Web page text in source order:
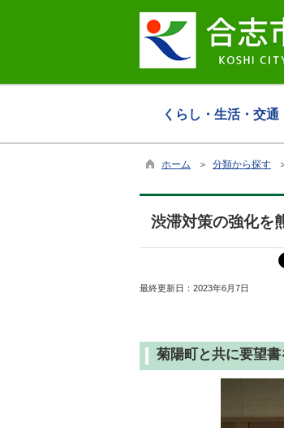
くらし・生活・交通
ホーム ＞ 分類から探す
渋滞対策の強化を
最終更新日： 2023年6月7日
菊陽町と共に要望書